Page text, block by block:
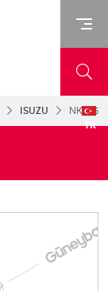
TR
ISUZU NKR55